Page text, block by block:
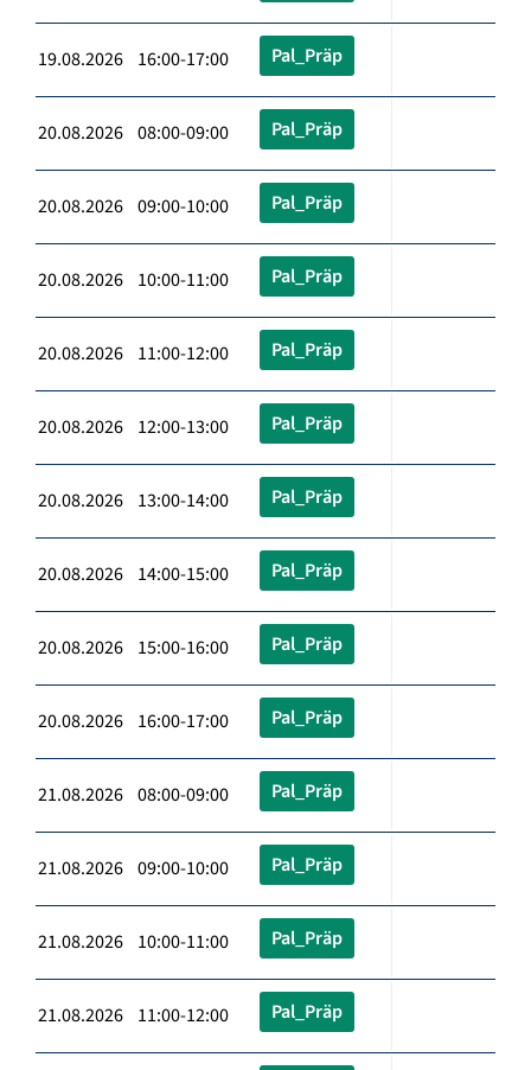
19.08.2026 16:00-17:00 Pal_Präp
20.08.2026 08:00-09:00 Pal_Präp
20.08.2026 09:00-10:00 Pal_Präp
20.08.2026 10:00-11:00 Pal_Präp
20.08.2026 11:00-12:00 Pal_Präp
20.08.2026 12:00-13:00 Pal_Präp
20.08.2026 13:00-14:00 Pal_Präp
20.08.2026 14:00-15:00 Pal_Präp
20.08.2026 15:00-16:00 Pal_Präp
20.08.2026 16:00-17:00 Pal_Präp
21.08.2026 08:00-09:00 Pal_Präp
21.08.2026 09:00-10:00 Pal_Präp
21.08.2026 10:00-11:00 Pal_Präp
21.08.2026 11:00-12:00 Pal_Präp